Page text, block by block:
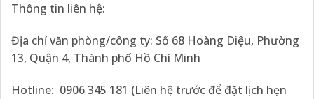
Thông tin liên hệ:
Địa chỉ văn phòng/công ty: Số 68 Hoàng Diệu, Phường
13, Quận 4, Thành phố Hồ Chí Minh
Hotline: 0906 345 181 (Liên hệ trước để đặt lịch hẹn